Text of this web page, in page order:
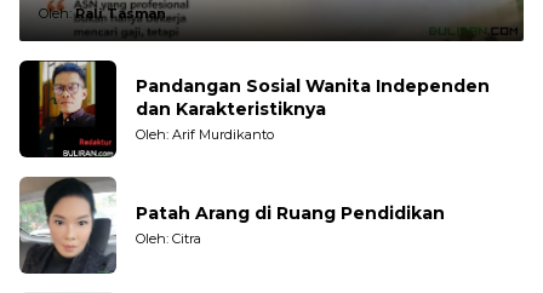
Oleh:Rali Tasman
Pandangan Sosial Wanita Independen
dan Karakteristiknya
Oleh: Arif Murdikanto
Patah Arang di Ruang Pendidikan
Oleh: Citra